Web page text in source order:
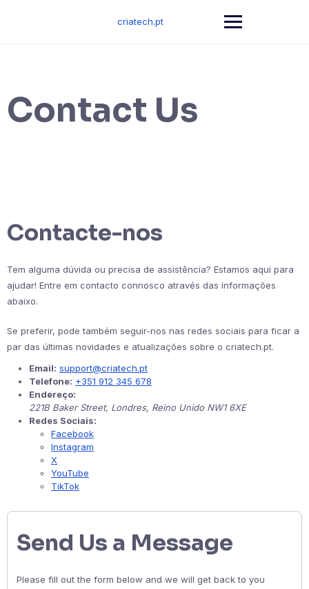
criatech.pt
Contact Us
Contacte-nos
Tem alguma dúvida ou precisa de assistência? Estamos aqui para
ajudar! Entre em contacto connosco através das informações
abaixo.
Se preferir, pode também seguir-nos nas redes sociais para ficar a
par das últimas novidades e atualizações sobre o criatech.pt.
Email: support@criatech.pt
Telefone: +351 912 345 678
Endereço:
221B Baker Street, Londres, Reino Unido NW1 6XE
Redes Sociais:
Facebook
Instagram
X
YouTube
TikTok
Send Us a Message
Please fill out the form below and we will get back to you